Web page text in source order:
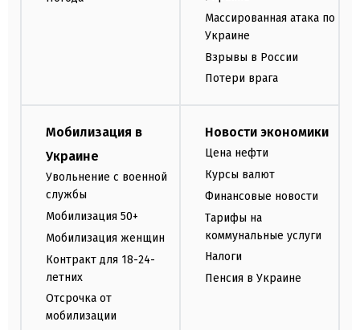
Массированная атака по
Украине
Взрывы в России
Потери врага
Мобилизация в
Украине
Увольнение с военной
службы
Мобилизация 50+
Мобилизация женщин
Контракт для 18-24-
летних
Отсрочка от
мобилизации
Новости экономики
Цена нефти
Курсы валют
Финансовые новости
Тарифы на
коммунальные услуги
Налоги
Пенсия в Украине